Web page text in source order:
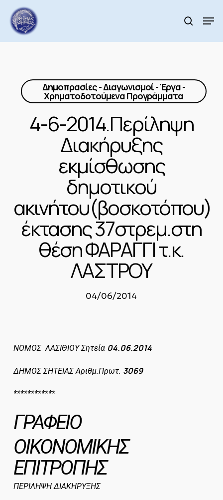
main
content
search
Δημοπρασίες - Διαγωνισμοί - Έργα -
Χρηματοδοτούμενα Προγράμματα
4-6-2014.Περίληψη
Διακήρυξης
εκμίσθωσης
δημοτικού
ακινήτου(βοσκοτόπου)
έκτασης 37στρεμ.στη
θέση ΦΑΡΑΓΓΙ τ.κ.
ΛΑΣΤΡΟΥ
04/06/2014
ΝΟΜΟΣ ΛΑΣΙΘΙΟΥ Σητεία 04.06.2014
ΔΗΜΟΣ ΣΗΤΕΙΑΣ Αριθμ.Πρωτ. 3069
************
ΓΡΑΦΕΙΟ
ΟΙΚΟΝΟΜΙΚΗΣ
ΕΠΙΤΡΟΠΗΣ
ΠΕΡΙΛΗΨΗ ΔΙΑΚΗΡΥΞΗΣ
Menu